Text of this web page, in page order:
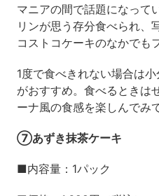
マニアの間で話題になって
リンが思う存分食べられ、
コストコケーキのなかでも
1度で食べきれない場合は
がおすすめ。食べるときは
ーナ風の食感を楽しんでみ
⑦あずき抹茶ケーキ
■内容量：1パック